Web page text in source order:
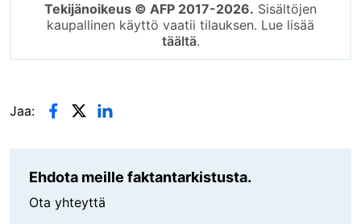
Tekijänoikeus © AFP 2017-2026. Sisältöjen
kaupallinen käyttö vaatii tilauksen. Lue lisää
täältä.
Jaa:
Ehdota meille faktantarkistusta.
Ota yhteyttä